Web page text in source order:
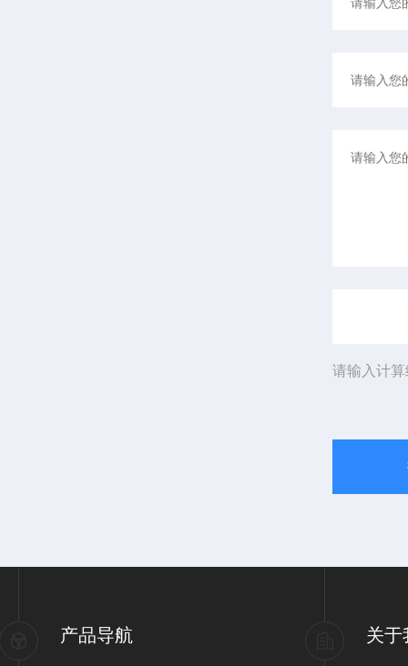
请输入计
产品导航 关于